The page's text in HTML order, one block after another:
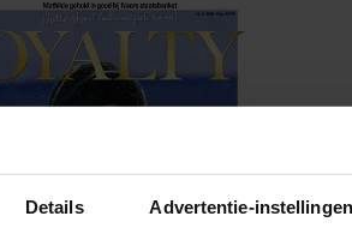
Details Advertentie-instellingen